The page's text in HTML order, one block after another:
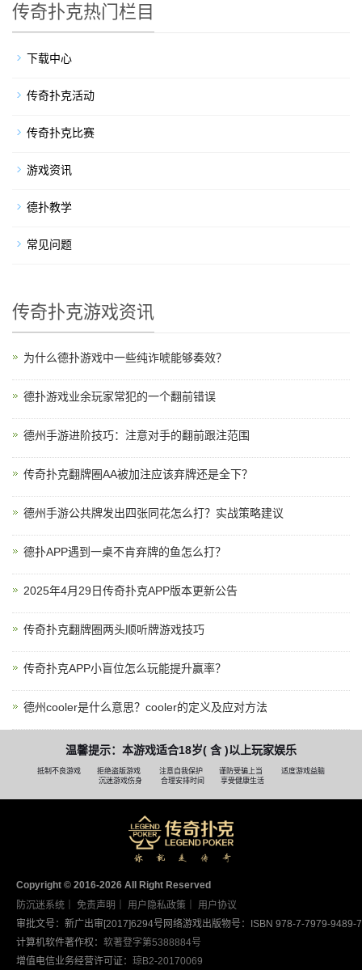
传奇扑克热门栏目
下载中心
传奇扑克活动
传奇扑克比赛
游戏资讯
德扑教学
常见问题
传奇扑克游戏资讯
为什么德扑游戏中一些纯诈唬能够奏效？
德扑游戏业余玩家常犯的一个翻前错误
德州手游进阶技巧：注意对手的翻前跟注范围
传奇扑克翻牌圈AA被加注应该弃牌还是全下？
德州手游公共牌发出四张同花怎么打？实战策略建议
德扑APP遇到一桌不肯弃牌的鱼怎么打？
2025年4月29日传奇扑克APP版本更新公告
传奇扑克翻牌圈两头顺听牌游戏技巧
传奇扑克APP小盲位怎么玩能提升赢率？
德州cooler是什么意思？cooler的定义及应对方法
温馨提示：本游戏适合18岁( 含 )以上玩家娱乐
抵制不良游戏 拒绝盗版游戏 注意自我保护 谨防受骗上当
适度游戏益脑
沉迷游戏伤身
合理安排时间 享受健康生活
Copyright © 2016-2026 AII Right Reserved
防沉迷系统
免责声明 用户隐私政策
用户协议
审批文号：新广出审[2017]6294号 网络游戏出版物号：ISBN 978-7-7979-9489-7
计算机软件著作权： 软著登字第5388884号
增值电信业务经营许可证： 琼B2-20170069